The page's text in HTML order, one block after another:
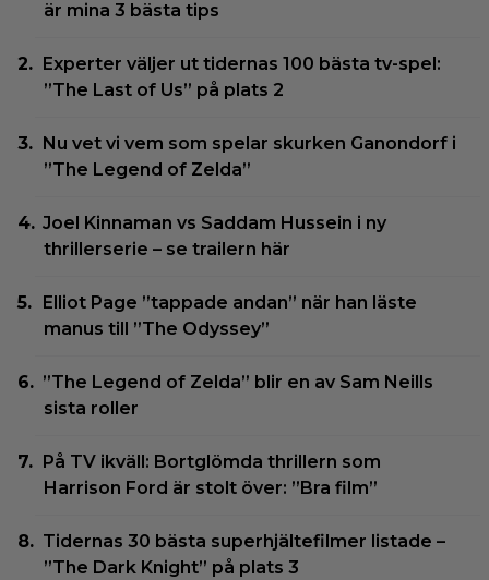
är mina 3 bästa tips
Experter väljer ut tidernas 100 bästa tv-spel:
”The Last of Us” på plats 2
Nu vet vi vem som spelar skurken Ganondorf i
”The Legend of Zelda”
Joel Kinnaman vs Saddam Hussein i ny
thrillerserie – se trailern här
Elliot Page ”tappade andan” när han läste
manus till ”The Odyssey”
”The Legend of Zelda” blir en av Sam Neills
sista roller
På TV ikväll: Bortglömda thrillern som
Harrison Ford är stolt över: ”Bra film”
Tidernas 30 bästa superhjältefilmer listade –
”The Dark Knight” på plats 3